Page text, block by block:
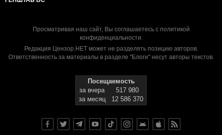
Просматривая наш сайт, Вы соглашаетесь с политикой
конфиденциальности.
Редакция Цензор.НЕТ может не разделять позицию авторов.
Ответственность за материалы в разделе "Блоги" несут авторы текстов.
Посещаемость
за вчера
517 980
за месяц
12 586 370